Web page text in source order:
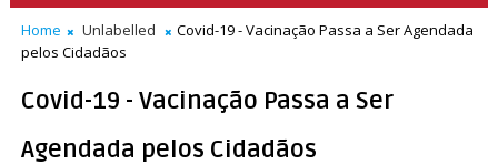
Home Unlabelled
Covid-19 - Vacinação Passa a Ser Agendada
pelos Cidadãos
Covid-19 - Vacinação Passa a Ser
Agendada pelos Cidadãos